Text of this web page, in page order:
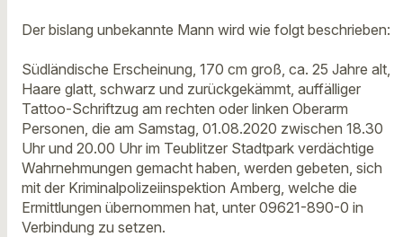
Der bislang unbekannte Mann wird wie folgt beschrieben:
Südländische Erscheinung, 170 cm groß, ca. 25 Jahre alt,
Haare glatt, schwarz und zurückgekämmt, auffälliger
Tattoo-Schriftzug am rechten oder linken Oberarm
Personen, die am Samstag, 01.08.2020 zwischen 18.30
Uhr und 20.00 Uhr im Teublitzer Stadtpark verdächtige
Wahrnehmungen gemacht haben, werden gebeten, sich
mit der Kriminalpolizeiinspektion Amberg, welche die
Ermittlungen übernommen hat, unter 09621-890-0 in
Verbindung zu setzen.